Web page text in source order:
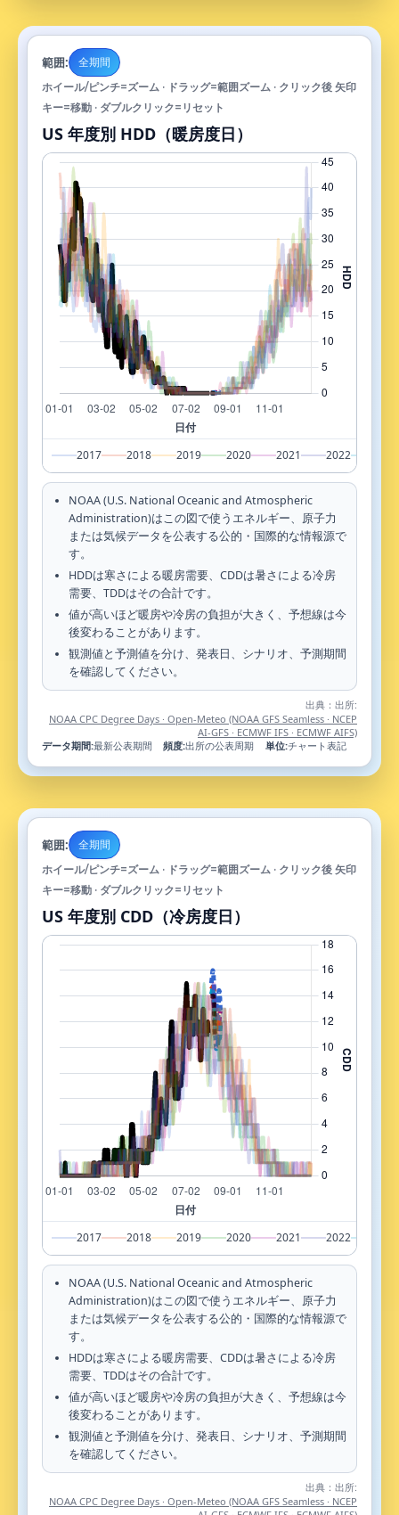
範囲: 全期間
ホイール/ピンチ=ズーム · ドラッグ=範囲ズーム · クリック後 矢印
キー=移動 · ダブルクリック=リセット
US 年度別 HDD（暖房度日）
2017 2018 2019 2020 2021 2022
NOAA (U.S. National Oceanic and Atmospheric
Administration)はこの図で使うエネルギー、原子力
または気候データを公表する公的・国際的な情報源で
す。
HDDは寒さによる暖房需要、CDDは暑さによる冷房
需要、TDDはその合計です。
値が高いほど暖房や冷房の負担が大きく、予想線は今
後変わることがあります。
観測値と予測値を分け、発表日、シナリオ、予測期間
を確認してください。
出典： 出所:
NOAA CPC Degree Days · Open-Meteo (NOAA GFS Seamless · NCEP
AI-GFS · ECMWF IFS · ECMWF AIFS)
データ期間:最新公表期間 頻度:出所の公表周期 単位:チャート表記
範囲: 全期間
ホイール/ピンチ=ズーム · ドラッグ=範囲ズーム · クリック後 矢印
キー=移動 · ダブルクリック=リセット
US 年度別 CDD（冷房度日）
2017 2018 2019 2020 2021 2022
NOAA (U.S. National Oceanic and Atmospheric
Administration)はこの図で使うエネルギー、原子力
または気候データを公表する公的・国際的な情報源で
す。
HDDは寒さによる暖房需要、CDDは暑さによる冷房
需要、TDDはその合計です。
値が高いほど暖房や冷房の負担が大きく、予想線は今
後変わることがあります。
観測値と予測値を分け、発表日、シナリオ、予測期間
を確認してください。
出典： 出所:
NOAA CPC Degree Days · Open-Meteo (NOAA GFS Seamless · NCEP